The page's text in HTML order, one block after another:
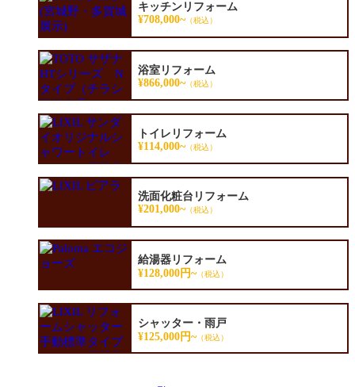
キッチンリフォーム
¥708,000~（税込）
浴室リフォーム
¥866,000~（税込）
トイレリフォーム
¥114,000~（税込）
洗面化粧台リフォーム
¥201,000~（税込）
給湯器リフォーム
¥128,000円~（税込）
シャッター・雨戸
¥125,000円~（税込）